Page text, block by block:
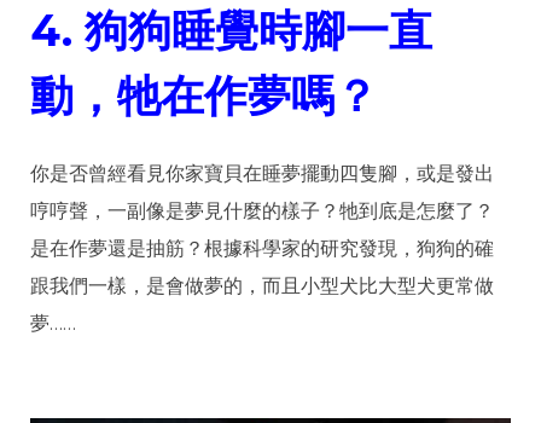
4.狗狗睡覺時腳一直
動，牠在作夢嗎？
你是否曾經看見你家寶貝在睡夢擺動四隻腳，或是發出
哼哼聲，一副像是夢見什麼的樣子？牠到底是怎麼了？
是在作夢還是抽筋？根據科學家的研究發現，狗狗的確
跟我們一樣，是會做夢的，而且小型犬比大型犬更常做
夢……